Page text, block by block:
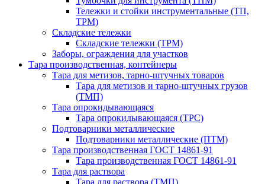
Тележки и стойки инструментальные (ТП,
ТРМ)
Складские тележки
Складские тележки (ТРМ)
Заборы, ограждения для участков
Тара производственная, контейнеры
Тара для метизов, тарно-штучных товаров
Тара для метизов и тарно-штучных грузов
(ТМП)
Тара опрокидывающаяся
Тара опрокидывающаяся (ТРС)
Подтоварники металлические
Подтоварники металлические (ПТМ)
Тара производственная ГОСТ 14861-91
Тара производственная ГОСТ 14861-91
Тара для раствора
Тара для раствора (ТМП)